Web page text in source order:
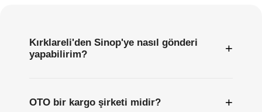
Kırklareli'den Sinop'ye nasıl gönderi
yapabilirim?
+
OTO bir kargo şirketi midir? +